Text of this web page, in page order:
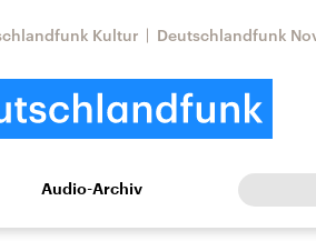
Kultur Deutschlandfunk
Kultur Europa
Audio-Archiv